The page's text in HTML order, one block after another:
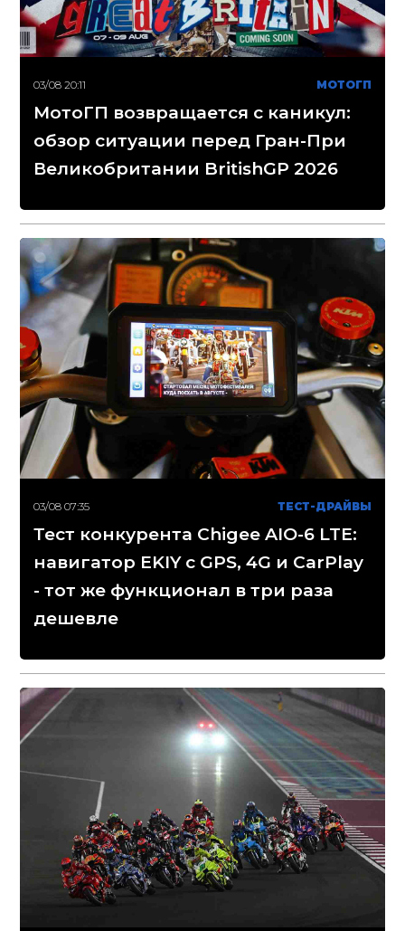
03/08 20:11 МОТОГП
МотоГП возвращается с каникул:
обзор ситуации перед Гран-При
Великобритании BritishGP 2026
03/08 07:35 ТЕСТ-ДРАЙВЫ
Тест конкурента Chigee AIO-6 LTE:
навигатор EKIY с GPS, 4G и CarPlay
- тот же функционал в три раза
дешевле